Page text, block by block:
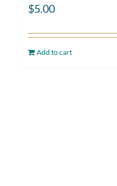
$5.00
Add to cart